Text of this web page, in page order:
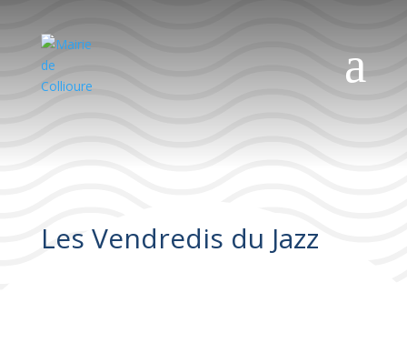
a
Les Vendredis du Jazz